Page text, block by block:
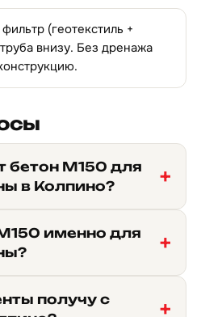
(геотекстиль +
внизу. Без дренажа
бетон М150 для
в Колпино?
именно для
получу с